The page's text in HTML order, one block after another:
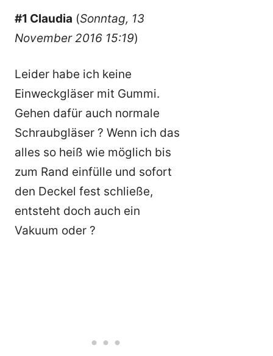
#1 Claudia (Sonntag, 13
November 2016 15:19)
Leider habe ich keine
Einweckgläser mit Gummi.
Gehen dafür auch normale
Schraubgläser ? Wenn ich das
alles so heiß wie möglich bis
zum Rand einfülle und sofort
den Deckel fest schließe,
entsteht doch auch ein
Vakuum oder ?